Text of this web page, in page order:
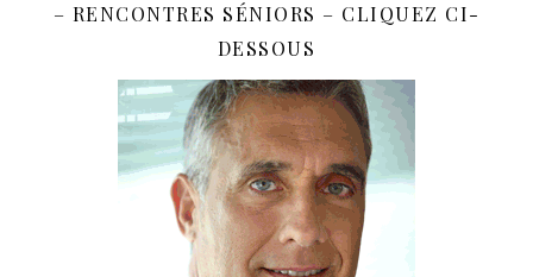
– RENCONTRES SÉNIORS – CLIQUEZ CI-
DESSOUS